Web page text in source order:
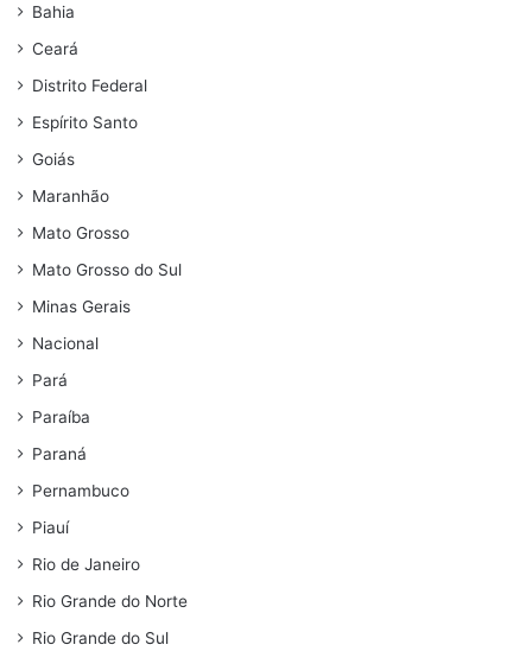
Bahia
Ceará
Distrito Federal
Espírito Santo
Goiás
Maranhão
Mato Grosso
Mato Grosso do Sul
Minas Gerais
Nacional
Pará
Paraíba
Paraná
Pernambuco
Piauí
Rio de Janeiro
Rio Grande do Norte
Rio Grande do Sul